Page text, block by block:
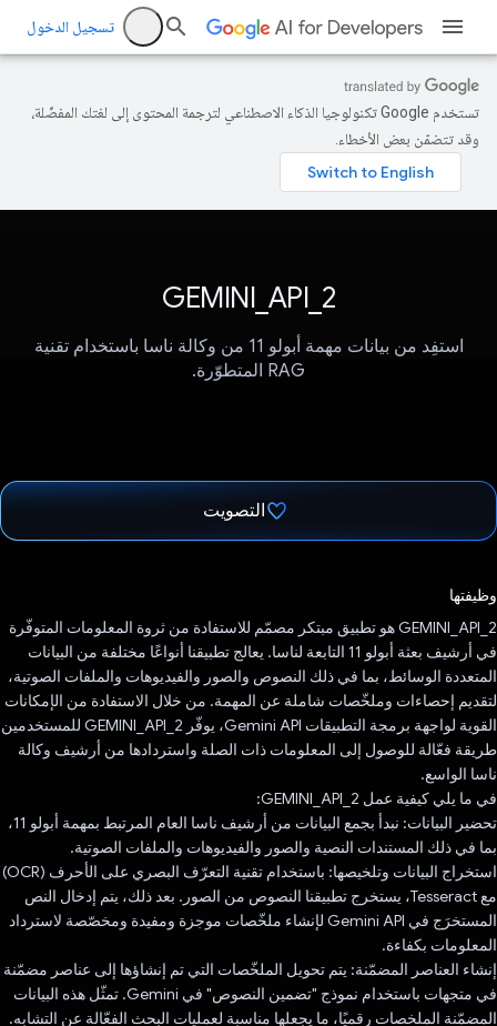
تسجيل الدخول
تستخدم Google تكنولوجيا الذكاء الاصطناعي لترجمة المحتوى إلى لغتك المفضّلة،
وقد تتضمّن بعض الأخطاء.
GEMINI_API_2
استفِد من بيانات مهمة أبولو 11 من وكالة ناسا باستخدام تقنية
RAG المتطوّرة.
التصويت
وظيفتها
GEMINI_API_2 هو تطبيق مبتكر مصمّم للاستفادة من ثروة المعلومات المتوفّرة
في أرشيف بعثة أبولو 11 التابعة لناسا. يعالج تطبيقنا أنواعًا مختلفة من البيانات
المتعددة الوسائط، بما في ذلك النصوص والصور والفيديوهات والملفات الصوتية،
لتقديم إحصاءات وملخّصات شاملة عن المهمة. من خلال الاستفادة من الإمكانات
القوية لواجهة برمجة التطبيقات Gemini API، يوفّر GEMINI_API_2 للمستخدمين
طريقة فعّالة للوصول إلى المعلومات ذات الصلة واستردادها من أرشيف وكالة
ناسا الواسع.
في ما يلي كيفية عمل GEMINI_API_2:
تحضير البيانات: نبدأ بجمع البيانات من أرشيف ناسا العام المرتبط بمهمة أبولو 11،
بما في ذلك المستندات النصية والصور والفيديوهات والملفات الصوتية.
استخراج البيانات وتلخيصها: باستخدام تقنية التعرّف البصري على الأحرف (OCR)
مع Tesseract، يستخرج تطبيقنا النصوص من الصور. بعد ذلك، يتم إدخال النص
المستخرَج في Gemini API لإنشاء ملخّصات موجزة ومفيدة ومخصّصة لاسترداد
المعلومات بكفاءة.
إنشاء العناصر المضمّنة: يتم تحويل الملخّصات التي تم إنشاؤها إلى عناصر مضمّنة
في متجهات باستخدام نموذج "تضمين النصوص" في Gemini. تمثّل هذه البيانات
المضمّنة الملخصات رقميًا، ما يجعلها مناسبة لعمليات البحث الفعّالة عن التشابه.